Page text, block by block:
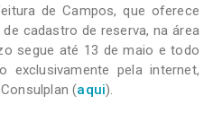
de Campos, que oferece
cadastro de reserva, na área
segue até 13 de maio e todo
exclusivamente pela internet,
(aqui).